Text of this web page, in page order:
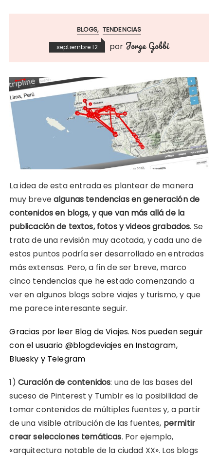
BLOGS TENDENCIAS
septiembre 12 por Jorge Gobbi
La idea de esta entrada es plantear de manera
muy brevealgunas tendencias en generación de
contenidos en blogs, y que van más allá de la
publicación de textos, fotos y videos grabados. Se
trata de una revisión muy acotada, y cada uno de
estos puntos podría ser desarrollado en entradas
más extensas. Pero, a fin de ser breve, marco
cinco tendencias que he estado comenzando a
ver en algunos blogs sobre viajes y turismo, y que
me parece interesante seguir.
Gracias por leer Blog de Viajes. Nos pueden seguir
con el usuario @blogdeviajes en Instagram,
Bluesky y Telegram
1) Curación de contenidos: una de las bases del
suceso de Pinterest y Tumblr es la posibilidad de
tomar contenidos de múltiples fuentes y, a partir
de una visible atribución de las fuentes, permitir
crear selecciones temáticas. Por ejemplo,
«arquitectura notable de la ciudad XX». Los blogs